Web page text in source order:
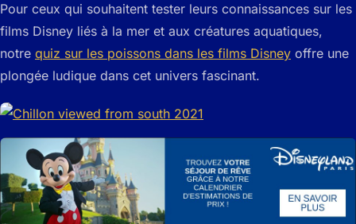
Pour ceux qui souhaitent tester leurs connaissances sur les
films Disney liés à la mer et aux créatures aquatiques,
notre quiz sur les poissons dans les films Disney offre une
plongée ludique dans cet univers fascinant.